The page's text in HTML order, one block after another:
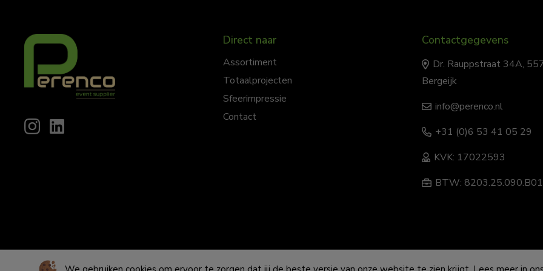
Direct naar
Assortiment
Totaalprojecten
Sfeerimpressie
Contact
Contactgegevens
Dr. Rauppstraat 34A,
Bergeijk
info@perenco.nl
+31 (0)6 53 41 05 29
KVK: 17022593
BTW: 8203.25.090.B01
© Copyright 2026 – Perenco Event Supplier |Website door Yooker 💙